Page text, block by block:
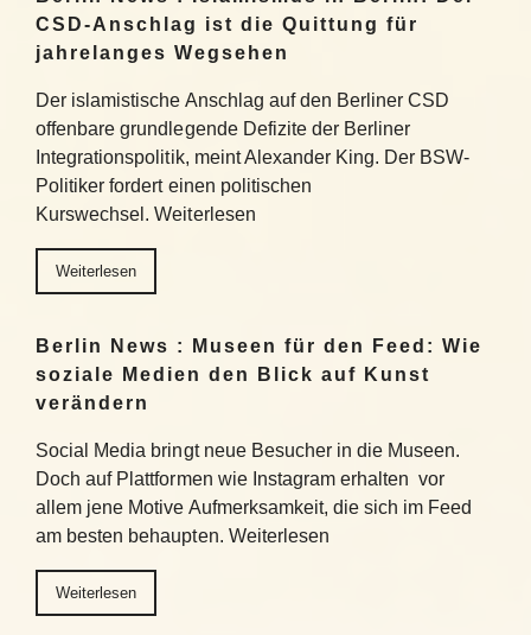
CSD-Anschlag ist die Quittung für
jahrelanges Wegsehen
Der islamistische Anschlag auf den Berliner CSD
offenbare grundlegende Defizite der Berliner
Integrationspolitik, meint Alexander King. Der BSW-
Politiker fordert einen politischen
Kurswechsel. Weiterlesen
Weiterlesen
Berlin News : Museen für den Feed: Wie
soziale Medien den Blick auf Kunst
verändern
Social Media bringt neue Besucher in die Museen.
Doch auf Plattformen wie Instagram erhalten vor
allem jene Motive Aufmerksamkeit, die sich im Feed
am besten behaupten. Weiterlesen
Weiterlesen